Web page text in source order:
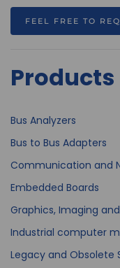
FEEL FREE TO
Products
Bus Analyzers
Bus to Bus Adapters
Communication and
Embedded Boards
Graphics, Imaging
Industrial computer
Legacy and Obsolete